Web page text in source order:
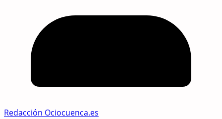
Redacción Ociocuenca.es